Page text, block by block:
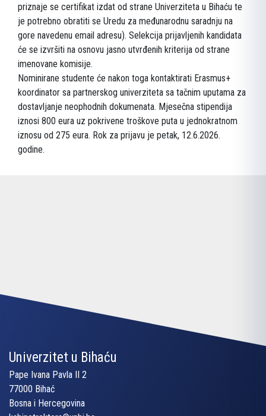
priznaje se certifikat izdat od strane Univerziteta u Bihaću te
je potrebno obratiti se Uredu za međunarodnu saradnju na
gore navedenu email adresu). Selekcija prijavljenih kandidata
će se izvršiti na osnovu jasno utvrđenih kriterija od strane
imenovane komisije.
Nominirane studente će nakon toga kontaktirati Erasmus+
koordinator sa partnerskog univerziteta sa tačnim uputama za
dostavljanje neophodnih dokumenata. Mjesečna stipendija
iznosi 800 eura uz pokrivene troškove puta u jednokratnom
iznosu od 275 eura. Rok za prijavu je petak, 12.6.2026.
godine.
Univerzitet u Bihaću
Pape Ivana Pavla II 2
77000 Bihać
Bosna i Hercegovina